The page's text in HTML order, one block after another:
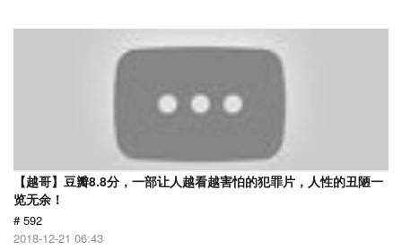
【越哥】豆瓣8.8分，一部让人越看越害怕的犯罪片，人性的丑陋一
览无余！
# 592
2018-12-21 06:43